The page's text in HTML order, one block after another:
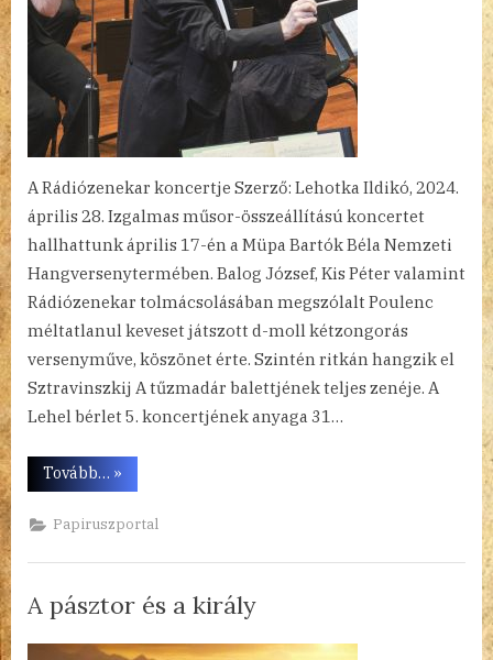
A Rádiózenekar koncertje Szerző: Lehotka Ildikó, 2024.
április 28. Izgalmas műsor-összeállítású koncertet
hallhattunk április 17-én a Müpa Bartók Béla Nemzeti
Hangversenytermében. Balog József, Kis Péter valamint
Rádiózenekar tolmácsolásában megszólalt Poulenc
méltatlanul keveset játszott d-moll kétzongorás
versenyműve, köszönet érte. Szintén ritkán hangzik el
Sztravinszkij A tűzmadár balettjének teljes zenéje. A
Lehel bérlet 5. koncertjének anyaga 31…
Tovább… “Zenei
»
Papiruszportal
A pásztor és a király
Posted
2024.04.26.
By
admin
Nincs hozzászólása(z)